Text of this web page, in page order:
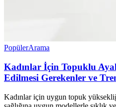
PopülerArama
Kadınlar İçin Topuklu
Edilmesi Gerekenler ve
Kadınlar için uygun topuk